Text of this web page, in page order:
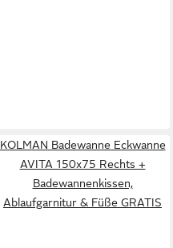
KOLMAN Badewanne Eckwanne
AVITA 150x75 Rechts +
Badewannenkissen,
Ablaufgarnitur & Füße GRATIS